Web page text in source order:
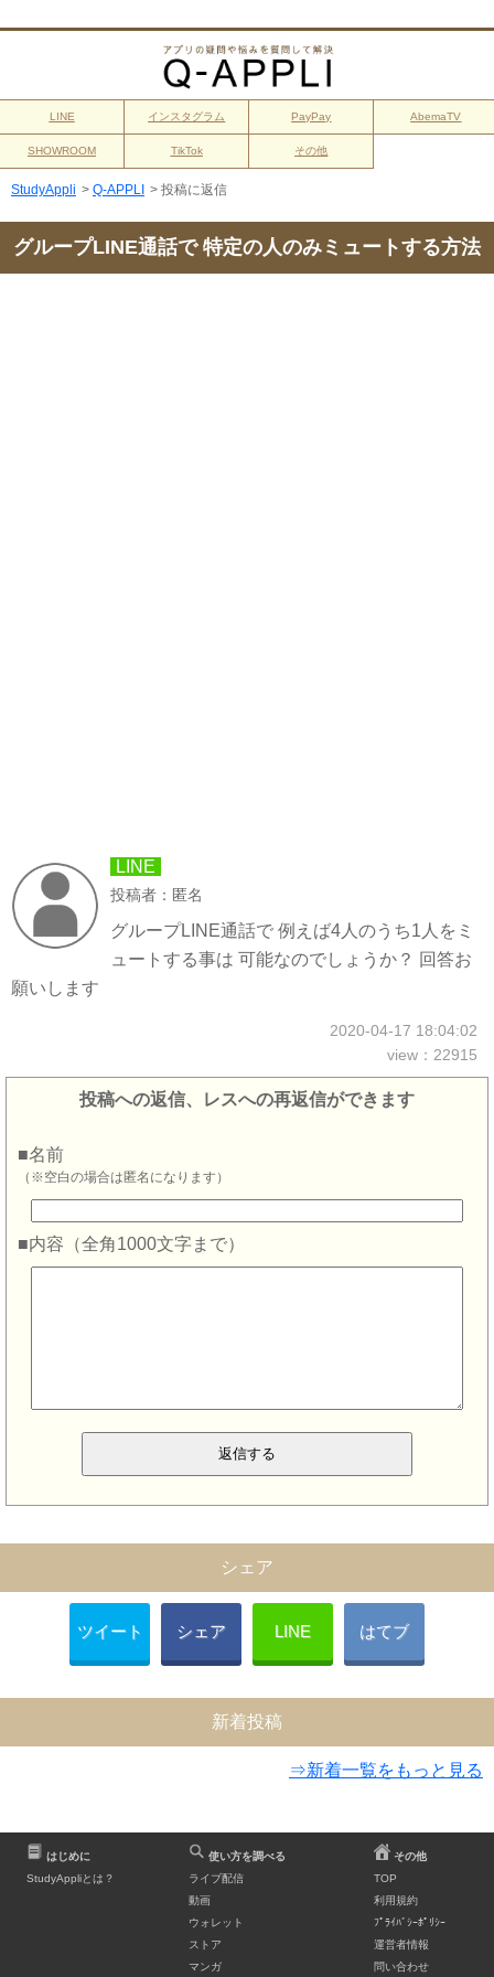
LINE インスタグラム PayPay AbemaTV
SHOWROOM TikTok その他
StudyAppli > Q-APPLI > 投稿に返信
グループLINE通話で 特定の人のみミュートする方法
LINE
投稿者：匿名
グループLINE通話で 例えば4人のうち1人をミ
ュートする事は 可能なのでしょうか？ 回答お
願いします
2020-04-17 18:04:02
view：22915
投稿への返信、レスへの再返信ができます
■名前
（※空白の場合は匿名になります）
■内容（全角1000文字まで）
シェア
ツイート シェア LINE はてブ
新着投稿
⇒新着一覧をもっと見る
はじめに
StudyAppliとは？
使い方を調べる
ライブ配信
動画
ウォレット
ストア
マンガ
その他
TOP
利用規約
ﾌﾟﾗｲﾊﾞｼｰﾎﾟﾘｼｰ
運営者情報
問い合わせ